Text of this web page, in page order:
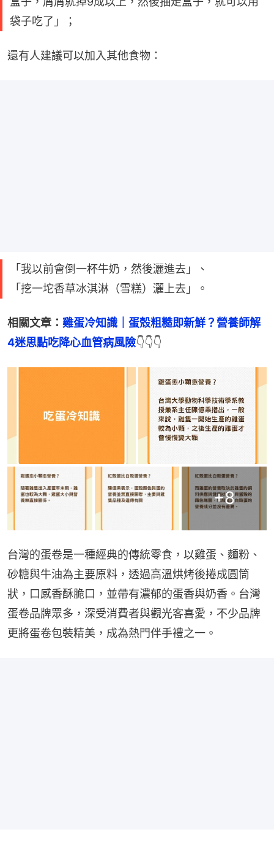
袋子吃了」；
還有人建議可以加入其他食物：
「我以前會倒一杯牛奶，然後灑進去」、
「挖一坨香草冰淇淋（雪糕）灑上去」。
相關文章： 雞蛋冷知識｜蛋殼粗糙即新鮮？營養師解
4迷思點吃降心血管病風險👇👇👇
+8
台灣的蛋卷是一種經典的傳統零食，以雞蛋、麵粉、
砂糖與牛油為主要原料，透過高溫烘烤後捲成圓筒
狀，口感香酥脆口，並帶有濃郁的蛋香與奶香。台灣
蛋卷品牌眾多，深受消費者與觀光客喜愛，不少品牌
更將蛋卷包裝精美，成為熱門伴手禮之一。